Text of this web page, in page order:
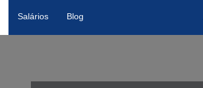
Salários Blog